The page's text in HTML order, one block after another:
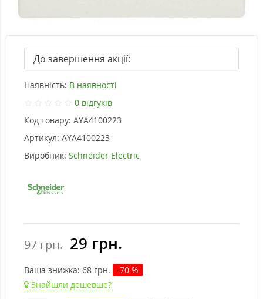
До завершення акції:
Наявність: В наявності
0 відгуків
Код товару: AYA4100223
Артикул: AYA4100223
Виробник: Schneider Electric
97 грн. 29 грн.
Ваша знижка: 68 грн.
-70 %
Знайшли дешевше?